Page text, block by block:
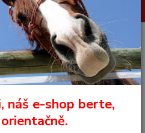
Kovové hřbílko
náš e-shop berte,